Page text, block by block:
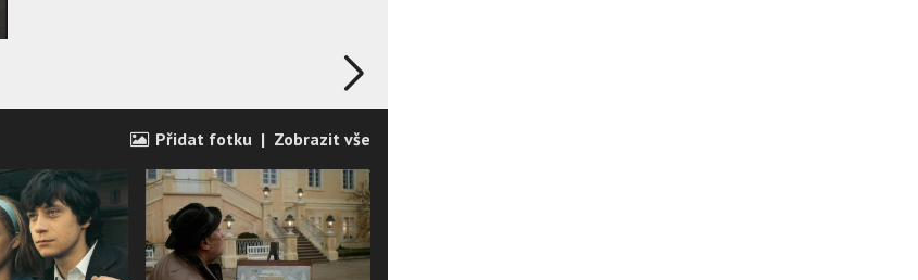
Přidat fotku | Zobrazit vše